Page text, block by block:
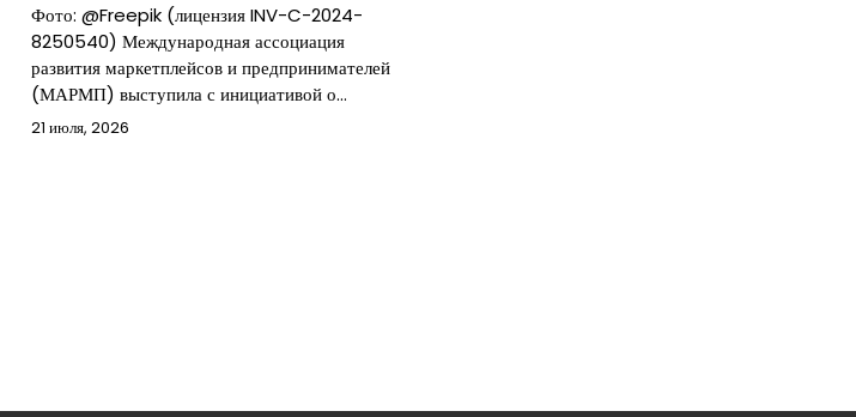
Фото: @Freepik (лицензия INV-C-2024-
8250540) Международная ассоциация
развития маркетплейсов и предпринимателей
(МАРМП) выступила с инициативой о…
21 июля, 2026